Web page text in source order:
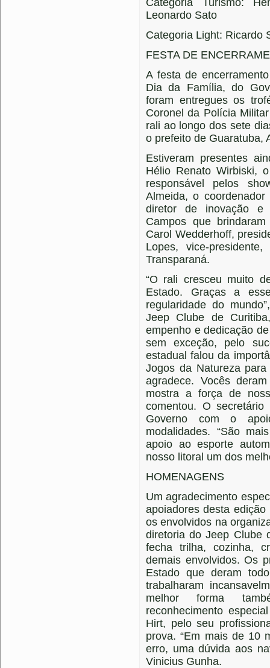
Categoria Turismo:
Leonardo Sato
Categoria Light: Ricardo
FESTA DE
A festa de
Dia da Família, do
foram entregues os
Coronel da Polícia
rali ao longo dos sete
o prefeito de Guaratuba,
Estiveram presentes
Hélio Renato Wirbiski,
responsável pelos
Almeida, o
diretor de inovação e
Campos que
Carol Wedderhoff,
Lopes, vice-
Transparaná.
“O rali cresceu muito
Estado. Graças a
regularidade do
Jeep Clube de
empenho e dedicação
sem exceção, pelo
estadual falou da
Jogos da Natureza
agradece. Vocês
mostra a força de
comentou. O
Governo com o
modalidades. “São
apoio ao esporte
nosso litoral um dos
HOMENAGENS
Um agradecimento
apoiadores desta
os envolvidos na
diretoria do Jeep Clube
fecha trilha, cozinha,
demais envolvidos. Os
Estado que deram
trabalharam
melhor forma
reconhecimento
Hirt, pelo seu
prova. “Em mais de 10
erro, uma dúvida aos
Vinicius Gunha.